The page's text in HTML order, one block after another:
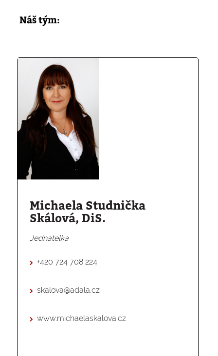
Náš tým:
Michaela Studnička
Skálová, DiS.
Jednatelka
+420 724 708 224
skalova@adala.cz
www.michaelaskalova.cz